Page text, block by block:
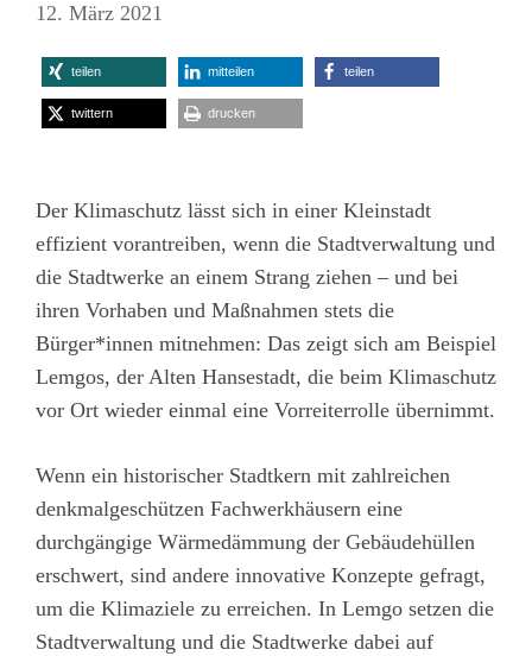
12. März 2021
teilen mitteilen teilen
twittern drucken
Der Klimaschutz lässt sich in einer Kleinstadt
effizient vorantreiben, wenn die Stadtverwaltung und
die Stadtwerke an einem Strang ziehen – und bei
ihren Vorhaben und Maßnahmen stets die
Bürger*innen mitnehmen: Das zeigt sich am Beispiel
Lemgos, der Alten Hansestadt, die beim Klimaschutz
vor Ort wieder einmal eine Vorreiterrolle übernimmt.
Wenn ein historischer Stadtkern mit zahlreichen
denkmalgeschützen Fachwerkhäusern eine
durchgängige Wärmedämmung der Gebäudehüllen
erschwert, sind andere innovative Konzepte gefragt,
um die Klimaziele zu erreichen. In Lemgo setzen die
Stadtverwaltung und die Stadtwerke dabei auf